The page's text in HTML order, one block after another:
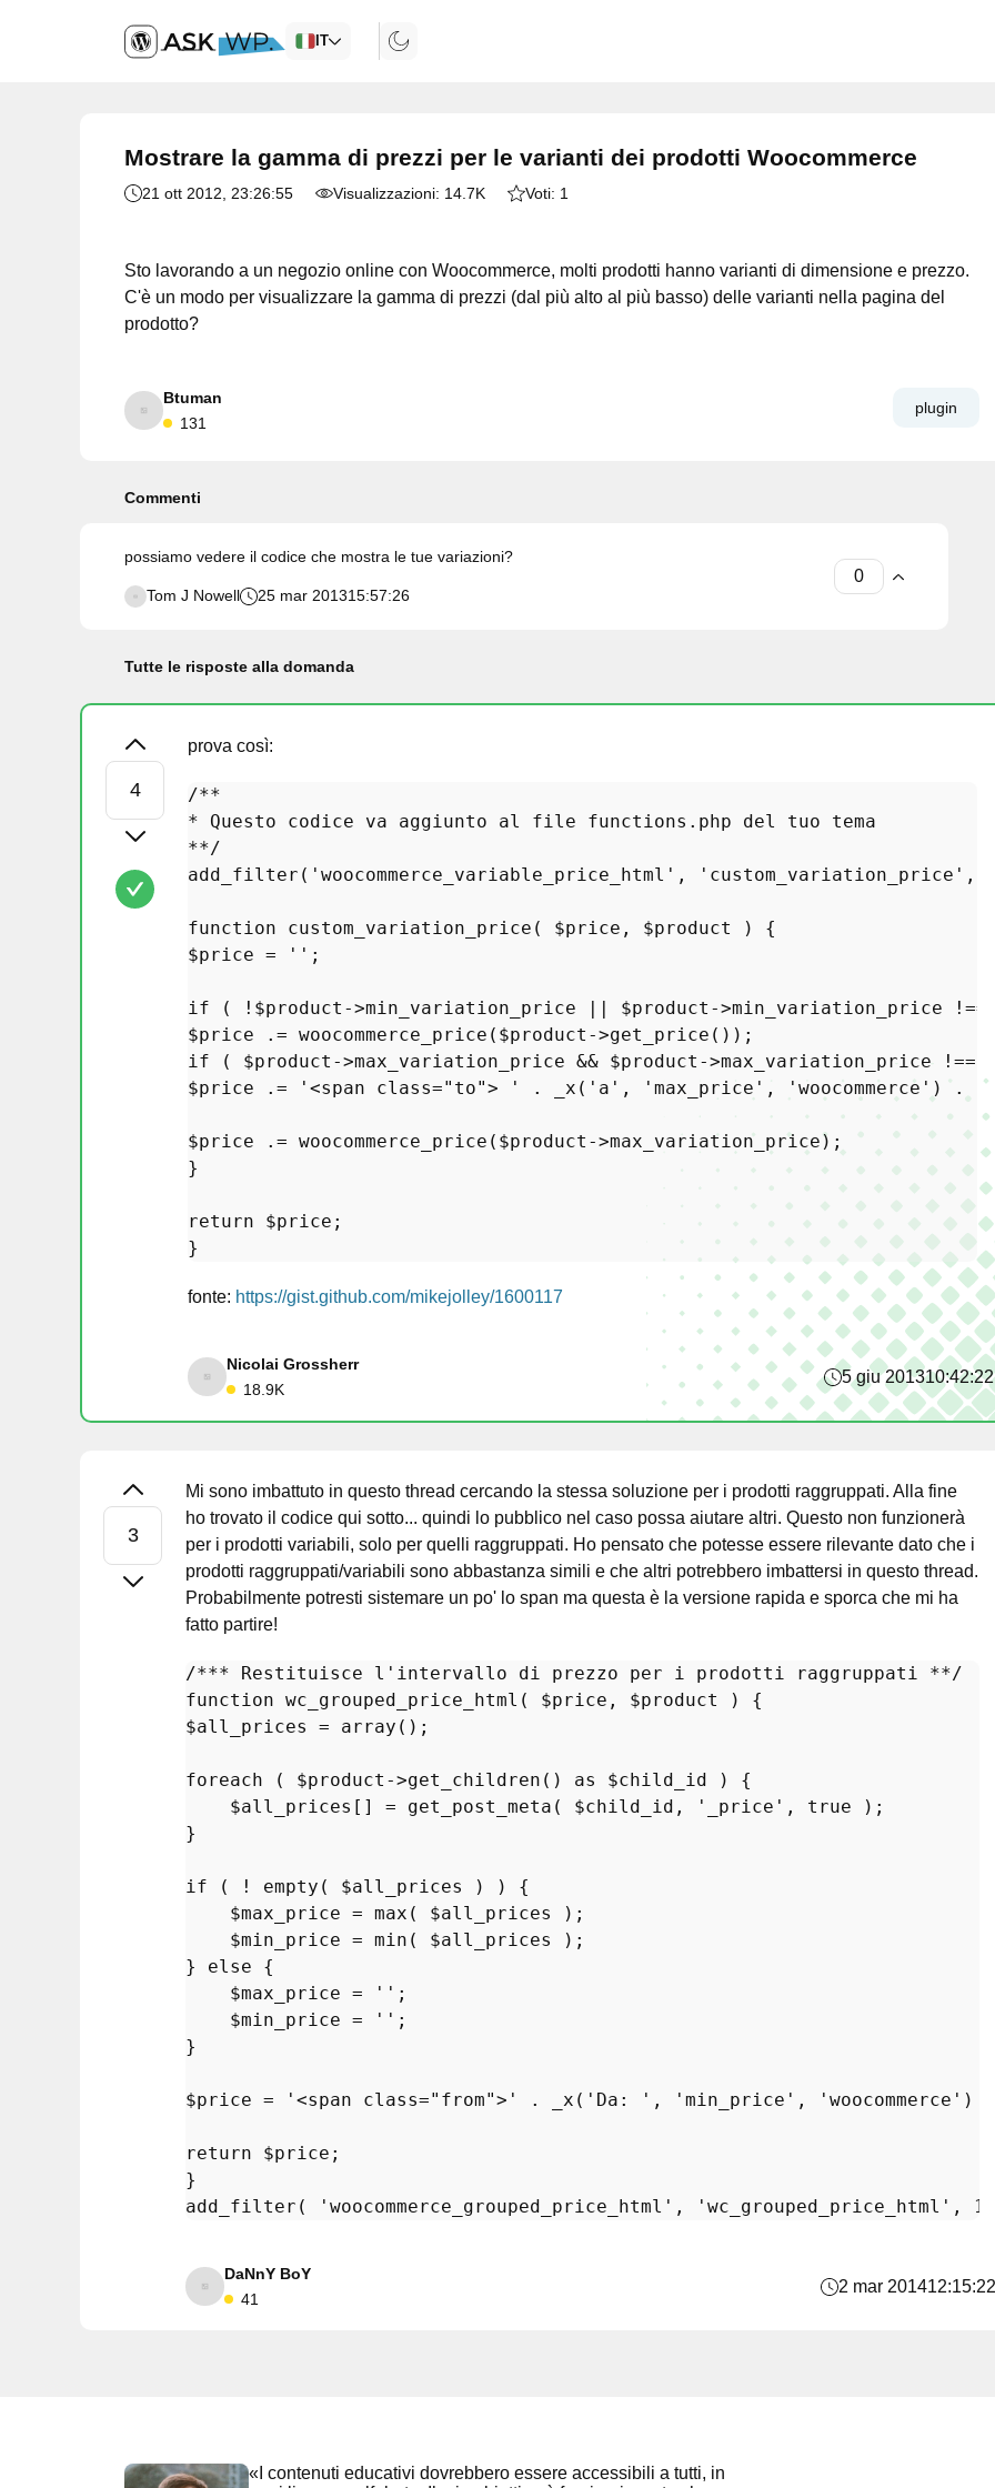
IT
Mostrare la gamma di prezzi per le varianti dei prodotti Woocommerce
21 ott 2012 , 23:26:55 Visualizzazioni: 14.7K Voti: 1
Sto lavorando a un negozio online con Woocommerce, molti prodotti hanno varianti di dimensione e prezzo.
C'è un modo per visualizzare la gamma di prezzi (dal più alto al più basso) delle varianti nella pagina del
prodotto?
Btuman
131
plugin
Commenti
possiamo vedere il codice che mostra le tue variazioni?
Tom J Nowell 25 mar 201315:57:26
Tutte le risposte alla domanda
prova così:
/**
* Questo codice va aggiunto al file functions.php del tuo tema
**/
add_filter ( 'woocommerce_variable_price_html' , 'custom_variation_price' ,
function custom_variation_price ( $price , $product )
$price = '' ;
if ( ! $product ->min_variation_price || $product ->min_variation_price !==
$price .= woocommerce_price ( $product ->get_price
if ( $product ->max_variation_price && $product ->max_variation_price !==
$price .= '<span class="to"> ' . _x ( 'a' , 'max_price' , 'woocommerce' ) . '
$price .= woocommerce_price ( $product ->max_variation_price);
}
return $price ;
fonte: https://gist.github.com/mikejolley/1600117
Nicolai Grossherr
18.9K
5 giu 201310:42:22
Mi sono imbattuto in questo thread cercando la stessa soluzione per i prodotti raggruppati. Alla fine
ho trovato il codice qui sotto... quindi lo pubblico nel caso possa aiutare altri. Questo non funzionerà
per i prodotti variabili, solo per quelli raggruppati. Ho pensato che potesse essere rilevante dato che i
prodotti raggruppati/variabili sono abbastanza simili e che altri potrebbero imbattersi in questo thread.
Probabilmente potresti sistemare un po' lo span ma questa è la versione rapida e sporca che mi ha
fatto partire!
/*** Restituisce l'intervallo di prezzo per i prodotti raggruppati **/
function wc_grouped_price_html ( $price , $product )
$all_prices
= array ();
foreach ( $product ->get_children () as $child_id ) {
$all_prices [] = get_post_meta ( $child_id , '_price' , true );
}
if ( ! empty ( $all_prices
) ) {
$max_price = max ( $all_prices
);
$min_price = min ( $all_prices
);
} else {
$max_price = '' ;
$min_price = '' ;
}
$price = '<span class="from">' . _x ( 'Da: ' , 'min_price' , 'woocommerce' )
return $price ;
add_filter ( 'woocommerce_grouped_price_html' , 'wc_grouped_price_html' , 10
DaNnY BoY
41
2 mar 201412:15:22
«I contenuti educativi dovrebbero essere accessibili a tutti, in